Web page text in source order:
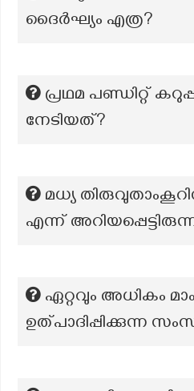
ദൈർഘ്യം എത്ര?
പ്രഥമ പണ്ഡിറ്റ്
നേടിയത്?
മധ്യ
എന്ന്
ഏറ്റവും അധികം
ഉത്പാദിപ്പിക്കുന്ന